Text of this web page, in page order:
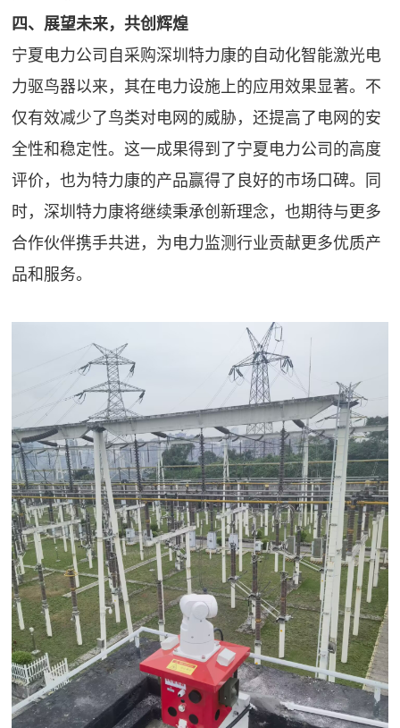
四、展望未来，共创辉煌
宁夏电力公司自采购深圳特力康的自动化智能激光电
力驱鸟器以来，其在电力设施上的应用效果显著。不
仅有效减少了鸟类对电网的威胁，还提高了电网的安
全性和稳定性。这一成果得到了宁夏电力公司的高度
评价，也为特力康的产品赢得了良好的市场口碑。同
时，深圳特力康将继续秉承创新理念，也期待与更多
合作伙伴携手共进，为电力监测行业贡献更多优质产
品和服务。